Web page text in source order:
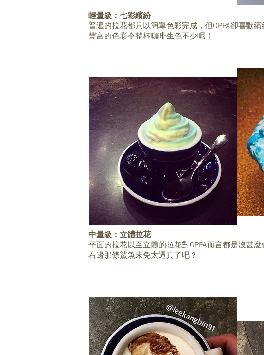
輕量級：七彩繽紛
普遍的拉花都只以簡單色彩完成，但OPPA卻喜歡
豐富的色彩令整杯咖啡生色不少呢！
中量級：立體拉花
平面的拉花以至立體的拉花對OPPA而言都是沒甚麼
右邊那條鯊魚未免太逼真了吧？